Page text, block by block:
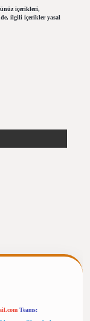
içerikleri,
ilgili içerikler yasal
Teams: